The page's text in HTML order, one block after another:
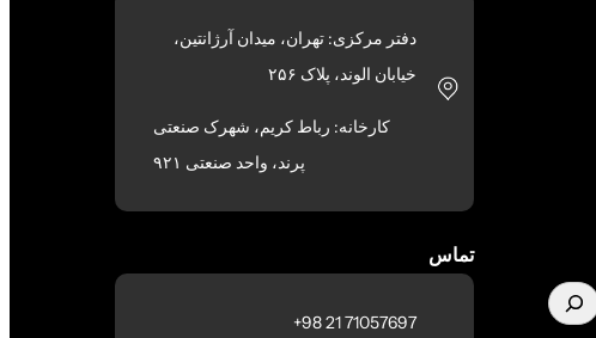
دفتر مرکزی: تهران، میدان آرژانتین،
خیابان الوند، پلاک ۲۵۶
کارخانه: رباط کریم، شهرک صنعتی
پرند، واحد صنعتی ۹۲۱
تماس
71057697 21 98+